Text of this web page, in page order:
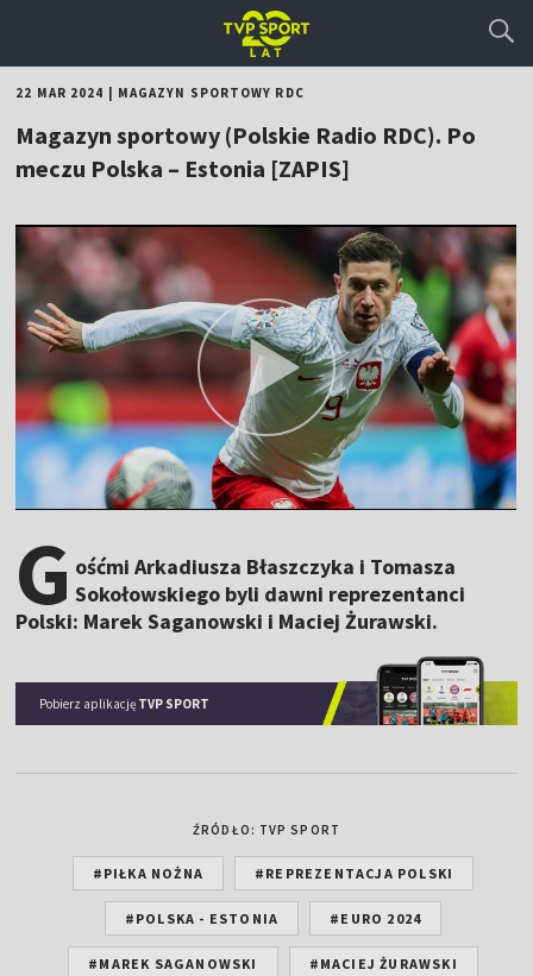
22 MAR 2024 MAGAZYN SPORTOWY RDC
Magazyn sportowy (Polskie Radio RDC). Po
meczu Polska – Estonia [ZAPIS]
G ośćmi Arkadiusza Błaszczyka i Tomasza
Sokołowskiego byli dawni reprezentanci
Polski: Marek Saganowski i Maciej Żurawski.
Pobierz aplikację TVP SPORT
ŹRÓDŁO: TVP SPORT
#PIŁKA NOŻNA #REPREZENTACJA POLSKI
#POLSKA - ESTONIA #EURO 2024
#MAREK SAGANOWSKI #MACIEJ ŻURAWSKI